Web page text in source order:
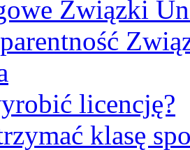
Związki
licencję?
klasę